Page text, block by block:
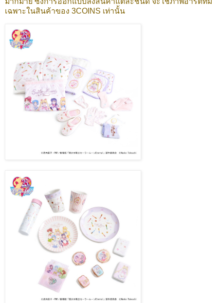
เฉพาะในสินค้าของ 3COINS เท่านั้น